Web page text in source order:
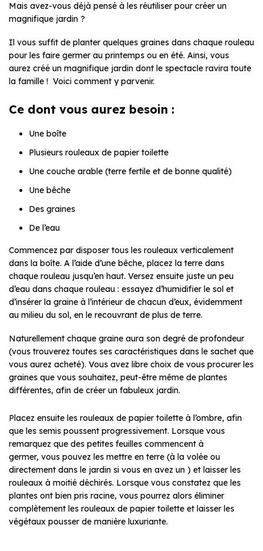
Mais avez-vous déjà pensé à les réutiliser pour créer un
magnifique jardin ?
Il vous suffit de planter quelques graines dans chaque rouleau
pour les faire germer au printemps ou en été. Ainsi, vous
aurez créé un magnifique jardin dont le spectacle ravira toute
la famille ! Voici comment y parvenir.
Ce dont vous aurez besoin :
Une boîte
Plusieurs rouleaux de papier toilette
Une couche arable (terre fertile et de bonne qualité)
Une bêche
Des graines
De l’eau
Commencez par disposer tous les rouleaux verticalement
dans la boîte. A l’aide d’une bêche, placez la terre dans
chaque rouleau jusqu’en haut. Versez ensuite juste un peu
d’eau dans chaque rouleau : essayez d’humidifier le sol et
d’insérer la graine à l’intérieur de chacun d’eux, évidemment
au milieu du sol, en le recouvrant de plus de terre.
Naturellement chaque graine aura son degré de profondeur
(vous trouverez toutes ses caractéristiques dans le sachet que
vous aurez acheté). Vous avez libre choix de vous procurer les
graines que vous souhaitez, peut-être même de plantes
différentes, afin de créer un fabuleux jardin.
Placez ensuite les rouleaux de papier toilette à l’ombre, afin
que les semis poussent progressivement. Lorsque vous
remarquez que des petites feuilles commencent à
germer, vous pouvez les mettre en terre (à la volée ou
directement dans le jardin si vous en avez un ) et laisser les
rouleaux à moitié déchirés. Lorsque vous constatez que les
plantes ont bien pris racine, vous pourrez alors éliminer
complètement les rouleaux de papier toilette et laisser les
végétaux pousser de manière luxuriante.